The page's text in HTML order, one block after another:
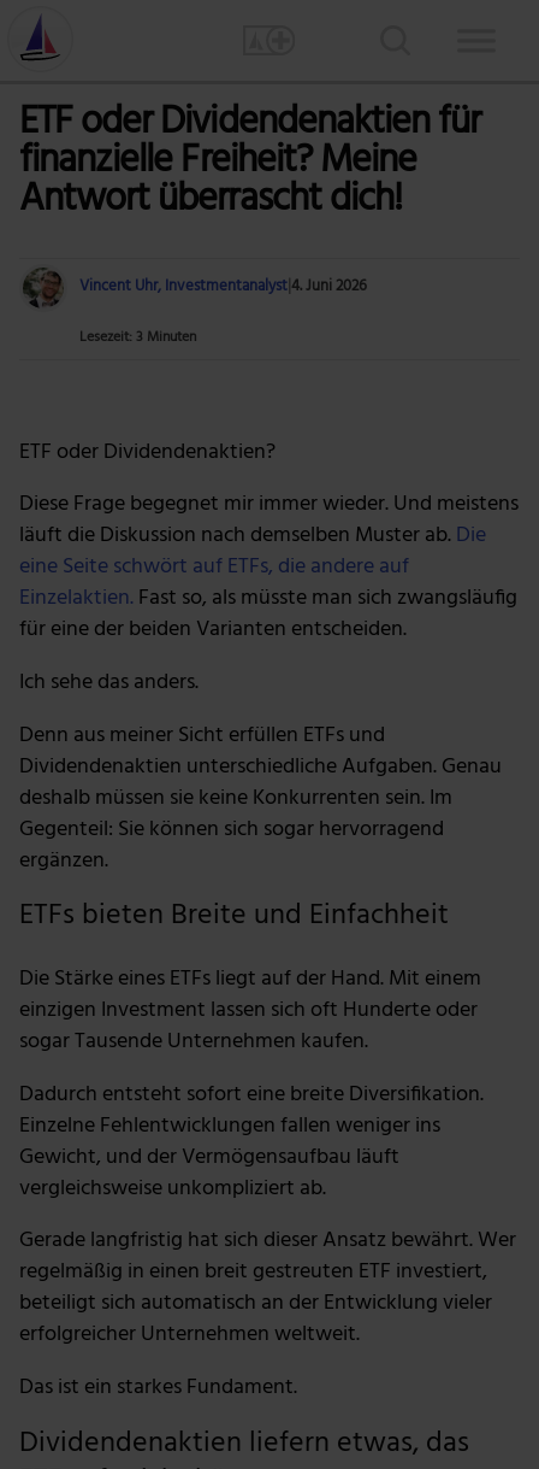
ETF oder Dividendenaktien für
finanzielle Freiheit? Meine
Antwort überrascht dich!
Vincent Uhr, Investmentanalyst4. Juni 2026
Lesezeit: 3 Minuten
ETF oder Dividendenaktien?
Diese Frage begegnet mir immer wieder. Und meistens
läuft die Diskussion nach demselben Muster ab.Die
eine Seite schwört auf ETFs, die andere auf
Einzelaktien. Fast so, als müsste man sich zwangsläufig
für eine der beiden Varianten entscheiden.
Ich sehe das anders.
Denn aus meiner Sicht erfüllen ETFs und
Dividendenaktien unterschiedliche Aufgaben. Genau
deshalb müssen sie keine Konkurrenten sein. Im
Gegenteil: Sie können sich sogar hervorragend
ergänzen.
ETFs bieten Breite und Einfachheit
Die Stärke eines ETFs liegt auf der Hand. Mit einem
einzigen Investment lassen sich oft Hunderte oder
sogar Tausende Unternehmen kaufen.
Dadurch entsteht sofort eine breite Diversifikation.
Einzelne Fehlentwicklungen fallen weniger ins
Gewicht, und der Vermögensaufbau läuft
vergleichsweise unkompliziert ab.
Gerade langfristig hat sich dieser Ansatz bewährt. Wer
regelmäßig in einen breit gestreuten ETF investiert,
beteiligt sich automatisch an der Entwicklung vieler
erfolgreicher Unternehmen weltweit.
Das ist ein starkes Fundament.
Dividendenaktien liefern etwas, das